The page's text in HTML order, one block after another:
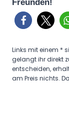
Freunden!
Links mit einem *
gelangt ihr direkt
entscheiden,
am Preis nichts.